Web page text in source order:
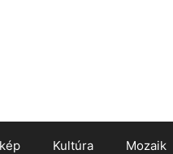
Kultúra Mozaik